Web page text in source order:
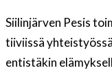
Siilinjärven Pesis
tiiviissä
entistäkin